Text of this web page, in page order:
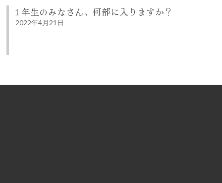
１年生のみなさん、何部に入りますか？
2022年4月21日